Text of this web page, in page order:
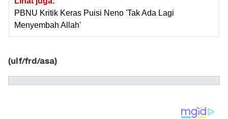
PBNU Kritik Keras Puisi Neno 'Tak Ada Lagi
Menyembah Allah'
(ulf/frd/asa)